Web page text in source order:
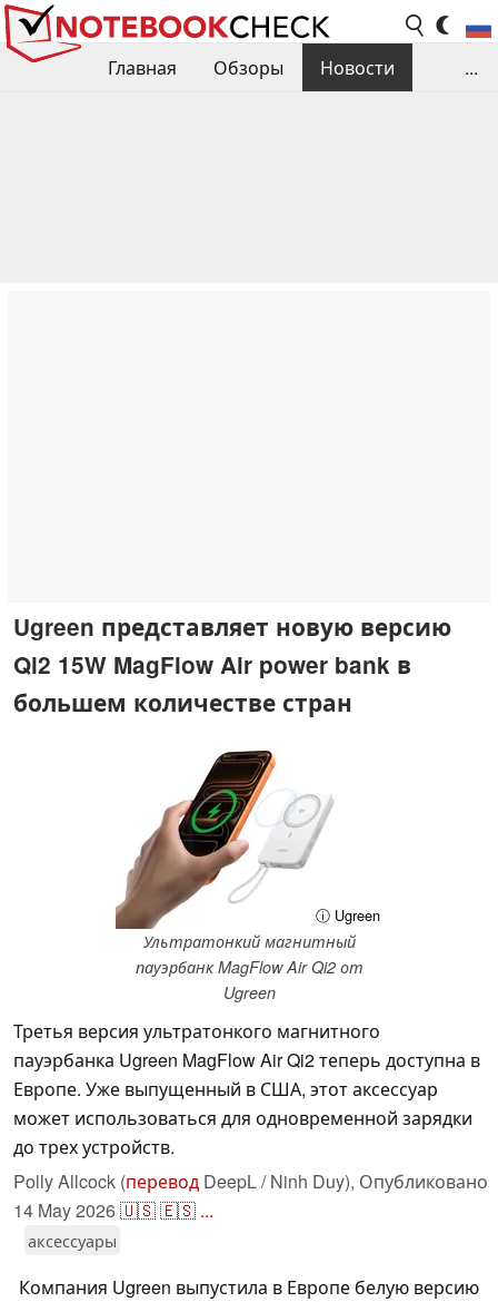
Главная Обзоры
Новости
...
Ugreen представляет новую версию
Qi2 15W MagFlow Air power bank в
большем количестве стран
ⓘ Ugreen
Ультратонкий магнитный
пауэрбанк MagFlow Air Qi2 от
Ugreen
Третья версия ультратонкого магнитного
пауэрбанка Ugreen MagFlow Air Qi2 теперь доступна в
Европе. Уже выпущенный в США, этот аксессуар
может использоваться для одновременной зарядки
до трех устройств.
Polly Allcock (перевод DeepL / Ninh Duy), Опубликовано
14 May 2026🇺🇸🇪🇸 ...
аксессуары
Компания Ugreen выпустила в Европе белую версию